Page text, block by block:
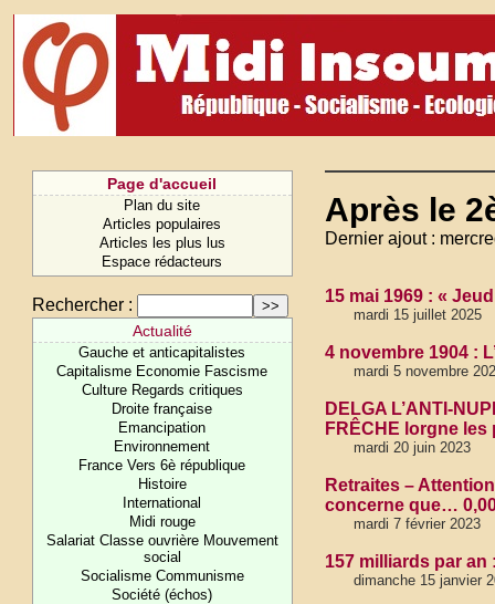
Page d'accueil
Plan du site
Articles populaires
Articles les plus lus
Espace rédacteurs
Rechercher :
Actualité
Gauche et anticapitalistes
Capitalisme Economie Fascisme
Culture Regards critiques
Droite française
Emancipation
Environnement
France Vers 6è république
Histoire
International
Midi rouge
Salariat Classe ouvrière Mouvement
social
Socialisme Communisme
Société (échos)
Après le
Dernier ajout :
15 mai 1969 : «
mardi 15 juillet 2025
4 novembre 1904 :
mardi 5 novembre
DELGA L’ANTI-
FRÊCHE lorgne
mardi 20 juin 2023
Retraites –
concerne que…
mardi 7 février 2023
157 milliards par
dimanche 15 janvier